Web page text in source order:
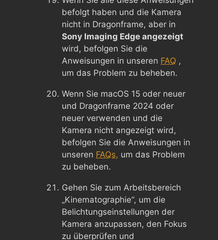
befolgt haben und die Kamera
nicht in Dragonframe, aber in
Sony Imaging Edge angezeigt
wird, befolgen Sie die
Anweisungen in unseren FAQ ,
um das Problem zu beheben.
Wenn Sie macOS 15 oder neuer
und Dragonframe 2024 oder
neuer verwenden und die
Kamera nicht angezeigt wird,
befolgen Sie die Anweisungen in
unseren FAQs, um das Problem
zu beheben.
Gehen Sie zum Arbeitsbereich
„Kinematographie“, um die
Belichtungseinstellungen der
Kamera anzupassen, den Fokus
zu überprüfen und